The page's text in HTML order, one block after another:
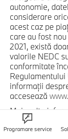
autonomie,
considerare
acest caz pe
care au fost
2021, există
valorile NEDC
conformitate
informaţii
accesează
Mai multe
despre
noilor
Programare service